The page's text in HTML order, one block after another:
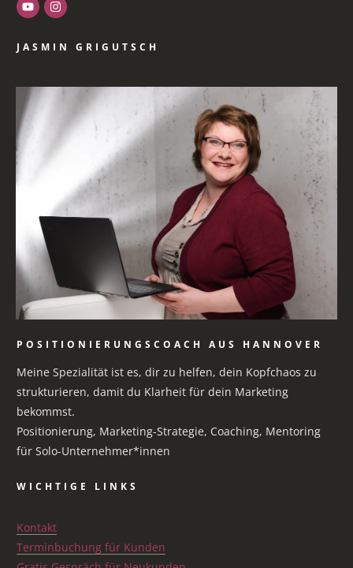
JASMIN GRIGUTSCH
POSITIONIERUNGSCOACH AUS HANNOVER
Meine Spezialität ist es, dir zu helfen, dein Kopfchaos zu
strukturieren, damit du Klarheit für dein Marketing
bekommst.
Positionierung, Marketing-Strategie, Coaching, Mentoring
für Solo-Unternehmer*innen
WICHTIGE LINKS
Kontakt
Terminbuchung für Kunden